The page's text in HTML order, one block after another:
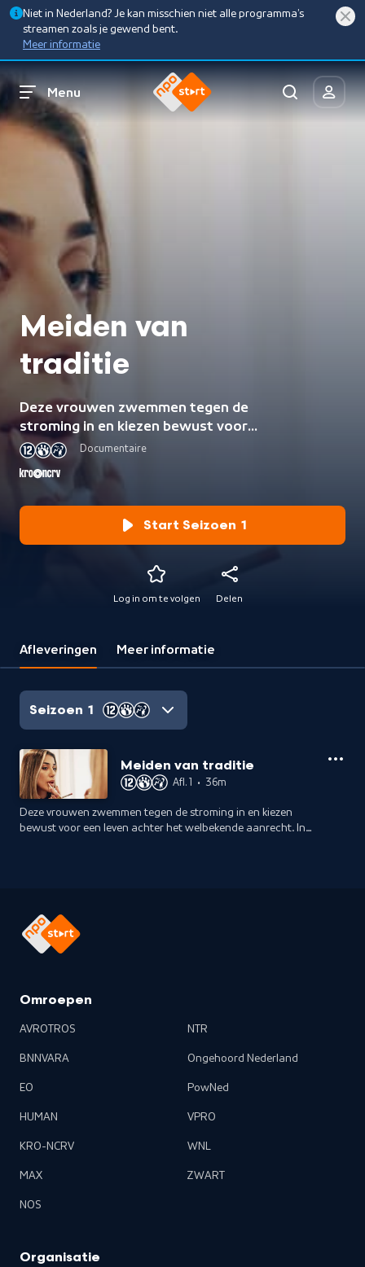
Niet in Nederland? Je kan misschien niet alle programma’s
streamen zoals je gewend bent.
Meer informatie
Menu
Meiden van
traditie
Deze vrouwen zwemmen tegen de
stroming in en kiezen bewust voor
een leven achter het welbekende
aanrecht. In Meiden van traditie
ontdek je het leven van drie jonge
Documentaire
Start Seizoen 1
Log in om te volgen Delen
Afleveringen Meer informatie
Seizoen 1
Meiden van traditie
Afl. 1 • 36m
Deze vrouwen zwemmen tegen de stroming in en kiezen
bewust voor een leven achter het welbekende aanrecht. In
Omroepen
AVROTROS
BNNVARA
EO
HUMAN
KRO-NCRV
MAX
NOS
NTR
Ongehoord Nederland
PowNed
VPRO
WNL
ZWART
Organisatie